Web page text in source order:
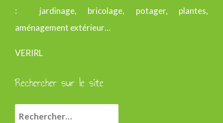
: jardinage, bricolage, potager, plantes,
aménagement extérieur…
VERIRL
Rechercher sur le site
R